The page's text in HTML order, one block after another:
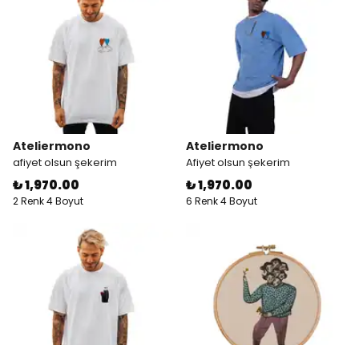
Ateliermono
afiyet olsun şekerim
₺ 1,970.00
2 Renk 4 Boyut
Ateliermono
Afiyet olsun şekerim
₺ 1,970.00
6 Renk 4 Boyut